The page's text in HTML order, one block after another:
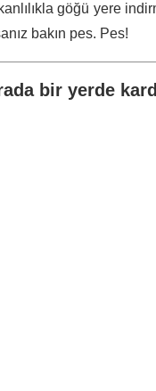
göğü yere
bakın pes. Pes!
bir yerde